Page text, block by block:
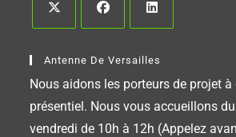
Antenne De Versailles
Nous aidons les porteurs de projet
présentiel. Nous vous accueillons
vendredi de 10h à 12h (Appelez